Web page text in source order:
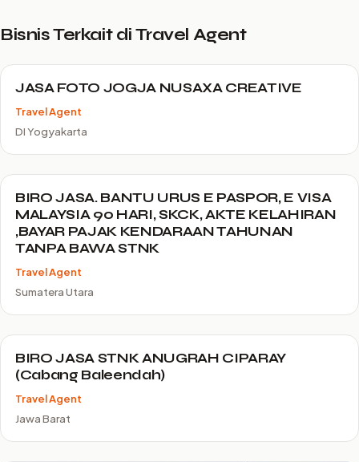
Bisnis Terkait di Travel Agent
JASA FOTO JOGJA NUSAXA CREATIVE
Travel Agent
DI Yogyakarta
BIRO JASA. BANTU URUS E PASPOR, E VISA
MALAYSIA 90 HARI, SKCK, AKTE KELAHIRAN
,BAYAR PAJAK KENDARAAN TAHUNAN
TANPA BAWA STNK
Travel Agent
Sumatera Utara
BIRO JASA STNK ANUGRAH CIPARAY
(Cabang Baleendah)
Travel Agent
Jawa Barat